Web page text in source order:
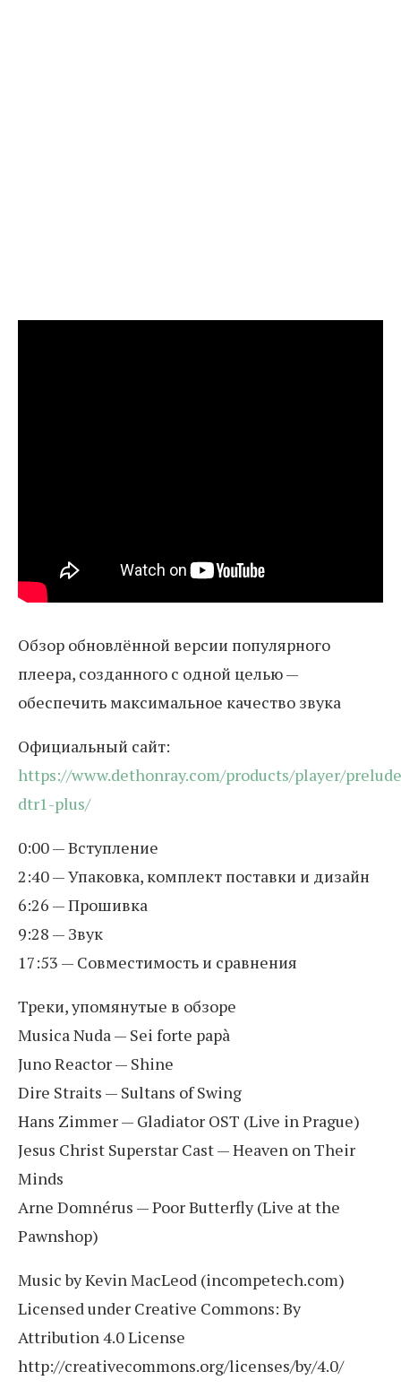
Обзор обновлённой версии популярного
плеера, созданного с одной целью —
обеспечить максимальное качество звука
Официальный сайт:
https://www.dethonray.com/products/player/
dtr1-plus/
0:00 — Вступление
2:40 — Упаковка, комплект поставки и дизайн
6:26 — Прошивка
9:28 — Звук
17:53 — Совместимость и сравнения
Треки, упомянутые в обзоре
Musica Nuda — Sei forte papà
Juno Reactor — Shine
Dire Straits — Sultans of Swing
Hans Zimmer — Gladiator OST (Live in Prague)
Jesus Christ Superstar Cast — Heaven on Their
Minds
Arne Domnérus — Poor Butterfly (Live at the
Pawnshop)
Music by Kevin MacLeod (incompetech.com)
Licensed under Creative Commons: By
Attribution 4.0 License
http://creativecommons.org/licenses/by/4.0/